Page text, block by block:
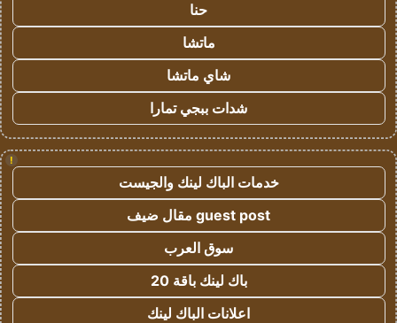
حنا
ماتشا
شاي ماتشا
شدات ببجي تمارا
!
خدمات الباك لينك والجيست
guest post مقال ضيف
سوق العرب
باك لينك باقة 20
اعلانات الباك لينك